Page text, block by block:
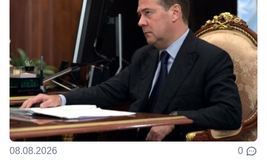
08.08.2026 0